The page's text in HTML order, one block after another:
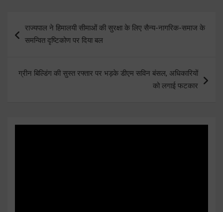
navigation
राज्यपाल ने हिमालयी सीमाओं की सुरक्षा के लिए सैन्य-नागरिक-समाज के
समन्वित दृष्टिकोण पर दिया बल
ग्रीन बिल्डिंग की सुस्त रफ्तार पर भड़के डीएम सविन बंसल, अधिकारियों
को लगाई फटकार